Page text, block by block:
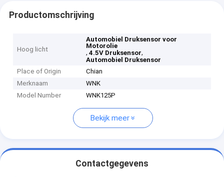
Productomschrijving
Hoog licht
Automobiel Druksensor voor
Motorolie
,4.5V Druksensor,
Automobiel Druksensor
Place of Origin
Chian
Merknaam
WNK
Model Number
WNK125P
Bekijk meer
Contactgegevens